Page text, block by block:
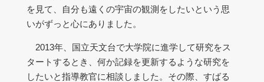
を見て、自分も遠くの宇宙の観測をしたいという思
いがずっと心にありました。
2013年、国立天文台で大学院に進学して研究をス
タートするとき、何か記録を更新するような研究を
したいと指導教官に相談しました。その際、すばる